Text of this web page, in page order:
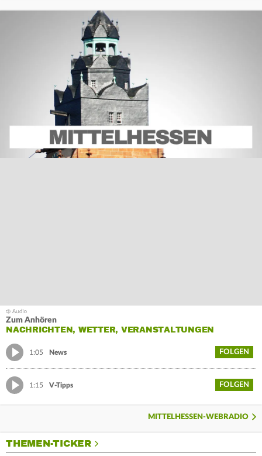
Zum Anhören
NACHRICHTEN, WETTER, VERANSTALTUNGEN
1:05 News FOLGEN
1:15 V-Tipps FOLGEN
MITTELHESSEN-WEBRADIO
THEMEN-TICKER